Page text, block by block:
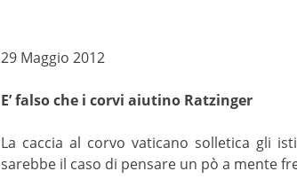
29 Maggio 2012
E’ falso che i corvi aiutino Ratzinger
La caccia al corvo vaticano solletica gli
sarebbe il caso di pensare un pò a mente